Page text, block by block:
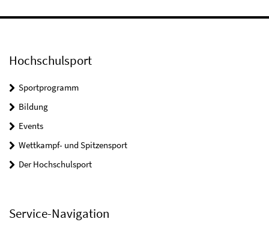
Hochschulsport
Sportprogramm
Bildung
Events
Wettkampf- und Spitzensport
Der Hochschulsport
Service-Navigation